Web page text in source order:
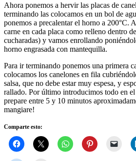
Ahora ponemos a hervir las placas de
terminando las colocamos en un bol de
ponemos a precalentar el horno a 200°C.
carne en cada placa como relleno dentro
cucharadas) y vamos enrollando
horno engrasada con mantequilla.
Para ir terminando ponemos una primera
colocamos los canelones en fila
salsa, que no debe estar muy espesa, y
rallado. Por último introducimos todo en
prepare entre 5 y 10 minutos
mangiare!
Comparte esto: